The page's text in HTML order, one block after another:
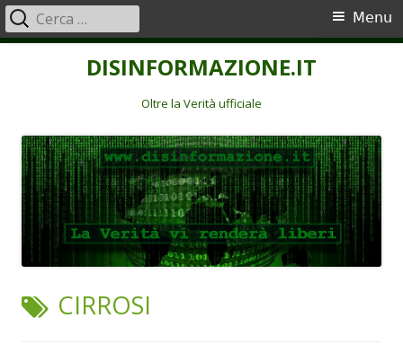
DISINFORMAZIONE.IT
Oltre la Verità ufficiale
Menu
principale
Menu
Ricerca
per:
TAG:
CIRROSI